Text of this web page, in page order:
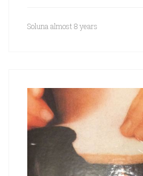
Soluna almost 8 years